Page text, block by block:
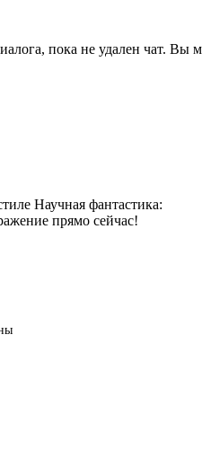
пока не удален чат. Вы
Научная фантастика:
прямо сейчас!